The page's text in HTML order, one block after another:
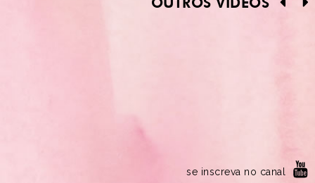
OUTROS VÍDEOS
se inscreva no canal